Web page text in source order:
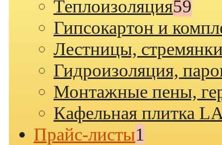
Теплоизоляция59
Гипсокартон и
Лестницы,
Гидроизоляция,
Монтажные пены,
Кафельная плитка
Прайс-листы1